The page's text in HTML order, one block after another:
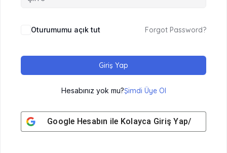
Oturumumu açık tut Forgot Password?
Giriş Yap
Hesabınız yok mu?Şimdi Üye Ol
Google Hesabın ile Kolayca Giriş Yap/ Üye Ol